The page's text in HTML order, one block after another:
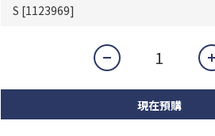
現在預購